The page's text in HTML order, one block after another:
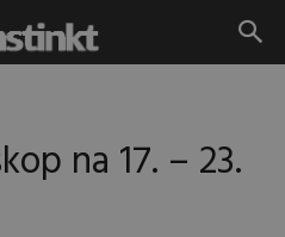
na 17. – 23.